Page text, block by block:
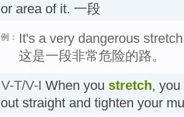
or area of it. 一段
例：
It's a very dangerous
这是一段非常危险的路。
V-T/V-I When you stretch,
out straight and tighten your